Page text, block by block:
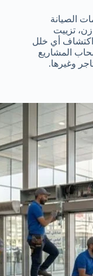
الصيانة
تزييت
أي خلل
المشاريع
وغيرها.